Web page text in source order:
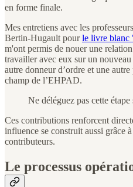
en forme finale.
Mes entretiens avec les
Bertin-Hugault pourle livre blanc
m'ont permis de nouer une
travailler avec eux sur un
autre donneur d’ordre et une
champ de l’EHPAD.
Ne déléguez pas cette étape
Ces contributions renforcent
influence se construit aussi grâce
contributeurs.
Le processus